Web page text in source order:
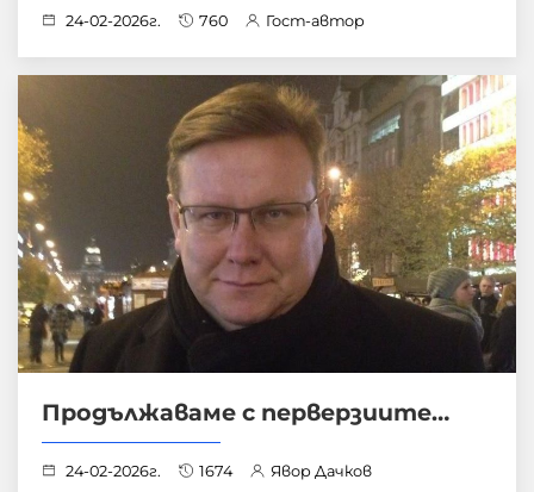
24-02-2026г. 760 Гост-автор
Продължаваме с перверзиите…
24-02-2026г. 1674 Явор Дачков